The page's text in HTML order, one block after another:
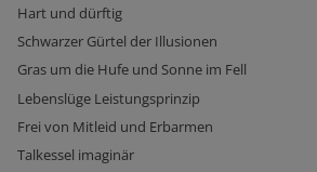
Hart und dürftig
Schwarzer Gürtel der Illusionen
Gras um die Hufe und Sonne im Fell
Lebenslüge Leistungsprinzip
Frei von Mitleid und Erbarmen
Talkessel imaginär